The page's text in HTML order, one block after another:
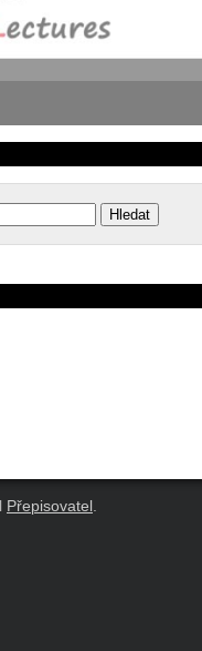
Přepisovatel .